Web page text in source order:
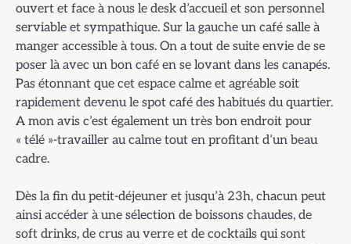
ouvert et face à nous le desk d’accueil et son personnel
serviable et sympathique. Sur la gauche un café salle à
manger accessible à tous. On a tout de suite envie de se
poser là avec un bon café en se lovant dans les canapés.
Pas étonnant que cet espace calme et agréable soit
rapidement devenu le spot café des habitués du quartier.
A mon avis c’est également un très bon endroit pour
« télé »-travailler au calme tout en profitant d’un beau
cadre.
Dès la fin du petit-déjeuner et jusqu’à 23h, chacun peut
ainsi accéder à une sélection de boissons chaudes, de
soft drinks, de crus au verre et de cocktails qui sont